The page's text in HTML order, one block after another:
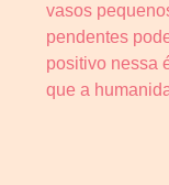
vasos
pendentes
positivo nessa
que a